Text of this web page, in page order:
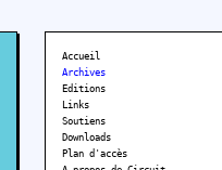
Accueil
Archives
Editions
Links
Soutiens
Downloads
Plan d'accès